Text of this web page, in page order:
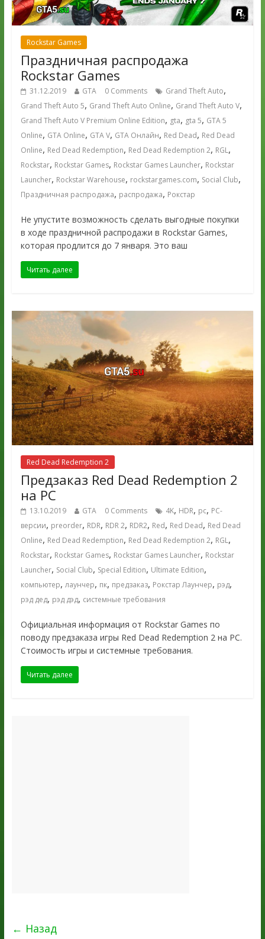
Rockstar Games
Праздничная распродажа
Rockstar Games
31.12.2019 GTA 0 Comments Grand Theft Auto,
Grand Theft Auto 5, Grand Theft Auto Online, Grand Theft Auto V,
Grand Theft Auto V Premium Online Edition, gta, gta 5, GTA 5
Online, GTA Online, GTA V, GTA Онлайн, Red Dead, Red Dead
Online, Red Dead Redemption, Red Dead Redemption 2, RGL,
Rockstar, Rockstar Games, Rockstar Games Launcher, Rockstar
Launcher, Rockstar Warehouse, rockstargames.com, Social Club,
Праздничная распродажа, распродажа, Рокстар
Не упустите возможность сделать выгодные покупки
в ходе праздничной распродажи в Rockstar Games,
которая продлится до 7 января. Это ваш
Читать далее
Red Dead Redemption 2
Предзаказ Red Dead Redemption 2
на PC
13.10.2019 GTA 0 Comments 4K, HDR, pc, PC-
версии, preorder, RDR, RDR 2, RDR2, Red, Red Dead, Red Dead
Online, Red Dead Redemption, Red Dead Redemption 2, RGL,
Rockstar, Rockstar Games, Rockstar Games Launcher, Rockstar
Launcher, Social Club, Special Edition, Ultimate Edition,
компьютер, лаунчер, пк, предзаказ, Рокстар Лаунчер, рэд,
рэд дед, рэд дэд, системные требования
Официальная информация от Rockstar Games по
поводу предзаказа игры Red Dead Redemption 2 на PC.
Стоимость игры и системные требования.
Читать далее
← Назад